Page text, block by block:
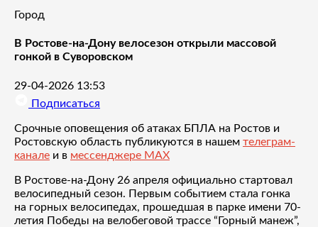
Город
В Ростове-на-Дону велосезон открыли массовой
гонкой в Суворовском
29-04-2026 13:53
Подписаться
Срочные оповещения об атаках БПЛА на Ростов и
Ростовскую область публикуются в нашем телеграм-
канале и в мессенджере MAX
В Ростове-на-Дону 26 апреля официально стартовал
велосипедный сезон. Первым событием стала гонка
на горных велосипедах, прошедшая в парке имени 70-
летия Победы на велобеговой трассе “Горный манеж”,